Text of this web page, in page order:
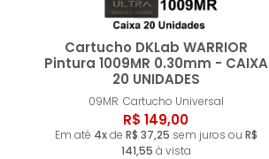
Cartucho DKLab WARRIOR
Pintura 1009MR 0.30mm - CAIXA
20 UNIDADES
09MR Cartucho Universal
R$ 149,00
Em até 4xde R$ 37,25 sem juros ou R$
141,55 à vista
Comprar